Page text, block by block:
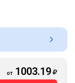
от 1003.19